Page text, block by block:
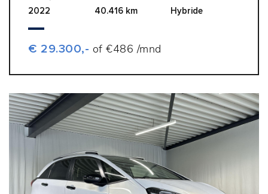
2022
40.416 km
Hybride
€ 29.300,- of €486 /mnd